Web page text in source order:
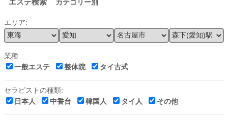
エステ検索 カテゴリー別
エリア:
業種:
一般エステ
整体院 タイ古式
セラピストの種類:
日本人
中香台 韓国人 タイ人 その他